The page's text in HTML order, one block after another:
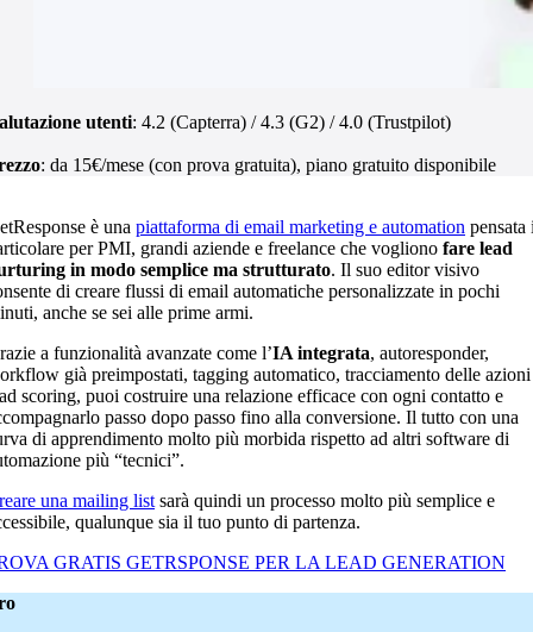
utenti: 4.2 (Capterra) / 4.3 (G2) / 4.0 (Trustpilot)
: da 15€/mese (con prova gratuita), piano gratuito disponibile
è una piattaforma di email marketing e automation pensata
per PMI, grandi aziende e freelance che vogliono fare lead
in modo semplice ma strutturato. Il suo editor visivo
di creare flussi di email automatiche personalizzate in pochi
anche se sei alle prime armi.
a funzionalità avanzate come l’IA integrata, autoresponder,
già preimpostati, tagging automatico, tracciamento delle azioni
scoring, puoi costruire una relazione efficace con ogni contatto e
passo dopo passo fino alla conversione. Il tutto con una
di apprendimento molto più morbida rispetto ad altri software di
più “tecnici”.
una mailing list sarà quindi un processo molto più semplice e
qualunque sia il tuo punto di partenza.
GRATIS GETRSPONSE PER LA LEAD GENERATION